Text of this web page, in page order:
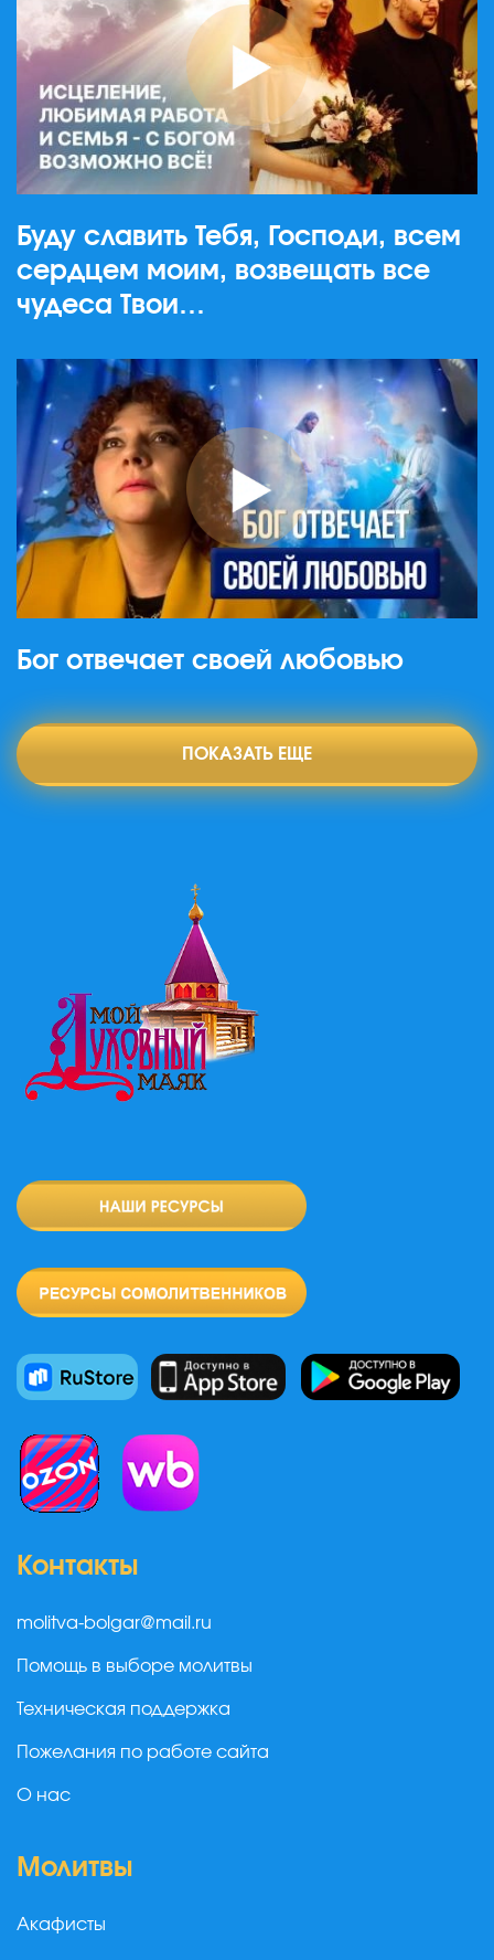
Буду славить Тебя, Господи, всем
сердцем моим, возвещать все
чудеса Твои…
Бог отвечает своей любовью
ПОКАЗАТЬ ЕЩЕ
Контакты
molitva-bolgar@mail.ru
Помощь в выборе молитвы
Техническая поддержка
Пожелания по работе сайта
О нас
Молитвы
Акафисты